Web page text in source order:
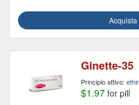
Acquista
Ginette-35
Principio attivo:
$1.97 for pill